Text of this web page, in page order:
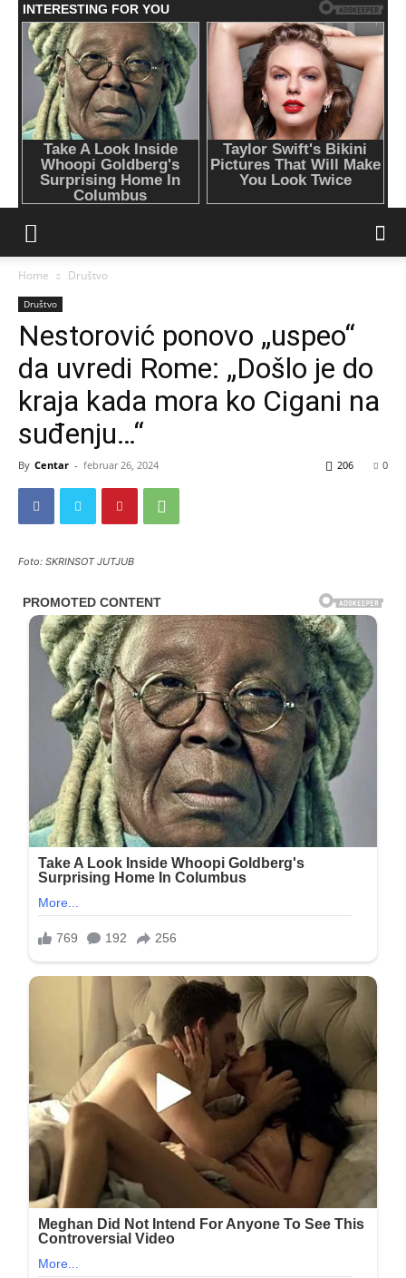
Home Društvo
Društvo
Nestorović ponovo „uspeo“
da uvredi Rome: „Došlo je do
kraja kada mora ko Cigani na
suđenju…“
By Centar - februar 26, 2024 0
206
Foto: SKRINSOT JUTJUB